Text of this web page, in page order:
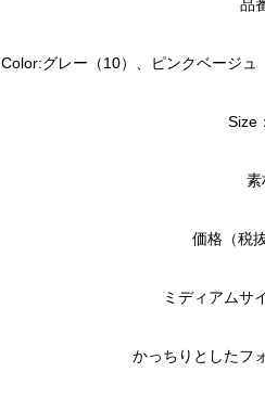
品
Color:グレー（10）、ピンクベージュ
Size
素
価格（税
ミディアムサ
かっちりとしたフ